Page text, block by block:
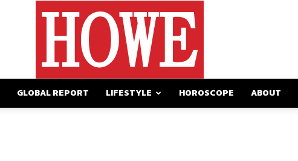
GLOBAL REPORT LIFESTYLE HOROSCOPE ABOUT